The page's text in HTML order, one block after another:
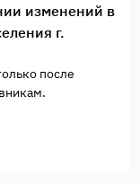
изменений в
г.
после